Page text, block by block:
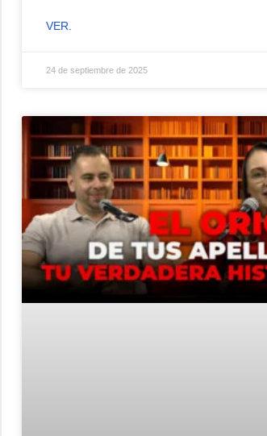
VER.
24 de septiembre de 2025